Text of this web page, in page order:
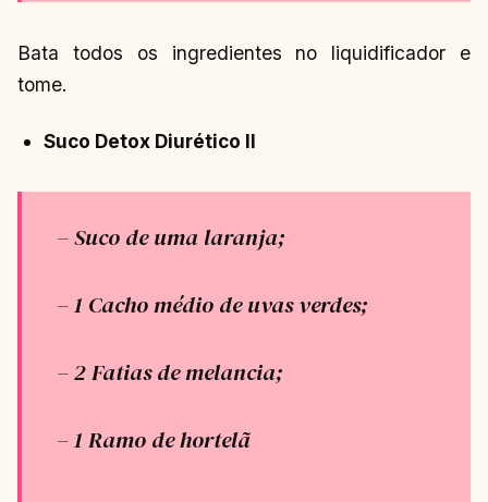
Bata todos os ingredientes no liquidificador e
tome.
Suco Detox Diurético II
– Suco de uma laranja;
– 1 Cacho médio de uvas verdes;
– 2 Fatias de melancia;
– 1 Ramo de hortelã